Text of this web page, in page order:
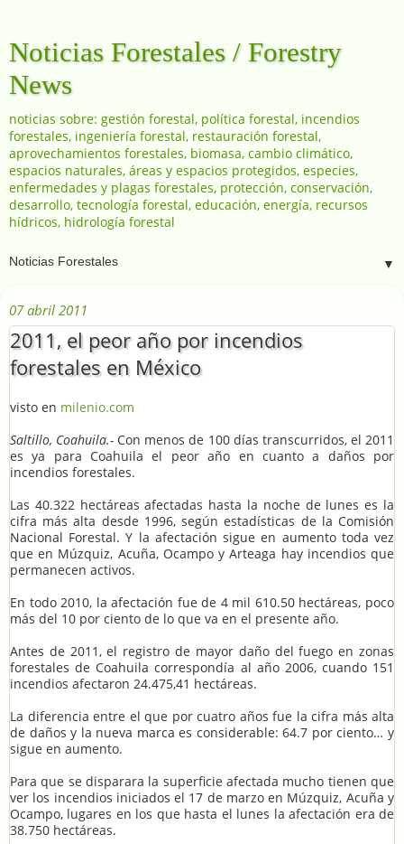
Noticias Forestales / Forestry
News
noticias sobre: gestión forestal, política forestal, incendios
forestales, ingeniería forestal, restauración forestal,
aprovechamientos forestales, biomasa, cambio climático,
espacios naturales, áreas y espacios protegidos, especies,
enfermedades y plagas forestales, protección, conservación,
desarrollo, tecnología forestal, educación, energía, recursos
hídricos, hidrología forestal
▼
07 abril 2011
2011, el peor año por incendios
forestales en México
visto en milenio.com
Saltillo, Coahuila.- Con menos de 100 días transcurridos, el 2011
es ya para Coahuila el peor año en cuanto a daños por
incendios forestales.
Las 40.322 hectáreas afectadas hasta la noche de lunes es la
cifra más alta desde 1996, según estadísticas de la Comisión
Nacional Forestal. Y la afectación sigue en aumento toda vez
que en Múzquiz, Acuña, Ocampo y Arteaga hay incendios que
permanecen activos.
En todo 2010, la afectación fue de 4 mil 610.50 hectáreas, poco
más del 10 por ciento de lo que va en el presente año.
Antes de 2011, el registro de mayor daño del fuego en zonas
forestales de Coahuila correspondía al año 2006, cuando 151
incendios afectaron 24.475,41 hectáreas.
La diferencia entre el que por cuatro años fue la cifra más alta
de daños y la nueva marca es considerable: 64.7 por ciento… y
sigue en aumento.
Para que se disparara la superficie afectada mucho tienen que
ver los incendios iniciados el 17 de marzo en Múzquiz, Acuña y
Ocampo, lugares en los que hasta el lunes la afectación era de
38.750 hectáreas.